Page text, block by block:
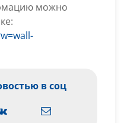
можно
в соц